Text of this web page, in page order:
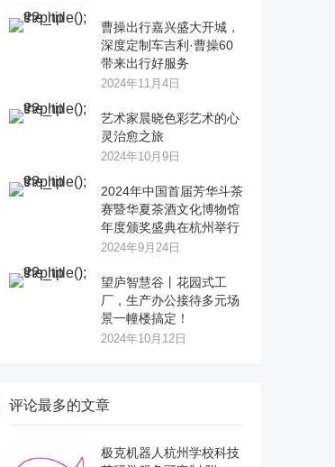
曹操出行嘉兴盛大开城，
深度定制车吉利·曹操60
带来出行好服务
2024年11月4日
艺术家晨晓色彩艺术的心
灵治愈之旅
2024年10月9日
2024年中国首届芳华斗茶
赛暨华夏茶酒文化博物馆
年度颁奖盛典在杭州举行
2024年9月24日
望庐智慧谷丨花园式工
厂，生产办公接待多元场
景一幢楼搞定！
2024年10月12日
评论最多的文章
极克机器人杭州学校科技